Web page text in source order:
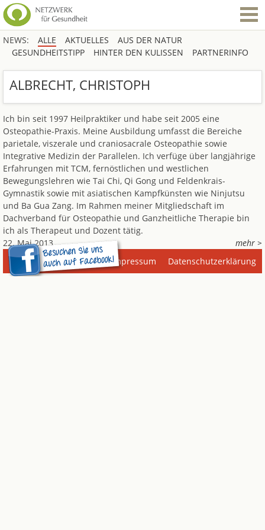
NEWS: ALLE AKTUELLES
AUS DER NATUR
GESUNDHEITSTIPP
HINTER DEN KULISSEN PARTNERINFO
ALBRECHT, CHRISTOPH
Ich bin seit 1997 Heilpraktiker und habe seit 2005 eine
Osteopathie-Praxis. Meine Ausbildung umfasst die Bereiche
parietale, viszerale und craniosacrale Osteopathie sowie
Integrative Medizin der Parallelen. Ich verfüge über langjährige
Erfahrungen mit TCM, fernöstlichen und westlichen
Bewegungslehren wie Tai Chi, Qi Gong und Feldenkrais-
Gymnastik sowie mit asiatischen Kampfkünsten wie Ninjutsu
und Ba Gua Zang. Im Rahmen meiner Mitgliedschaft im
Dachverband für Osteopathie und Ganzheitliche Therapie bin
ich als Therapeut und Dozent tätig.
22. Mai 2013
mehr >
Impressum
Datenschutzerklärung